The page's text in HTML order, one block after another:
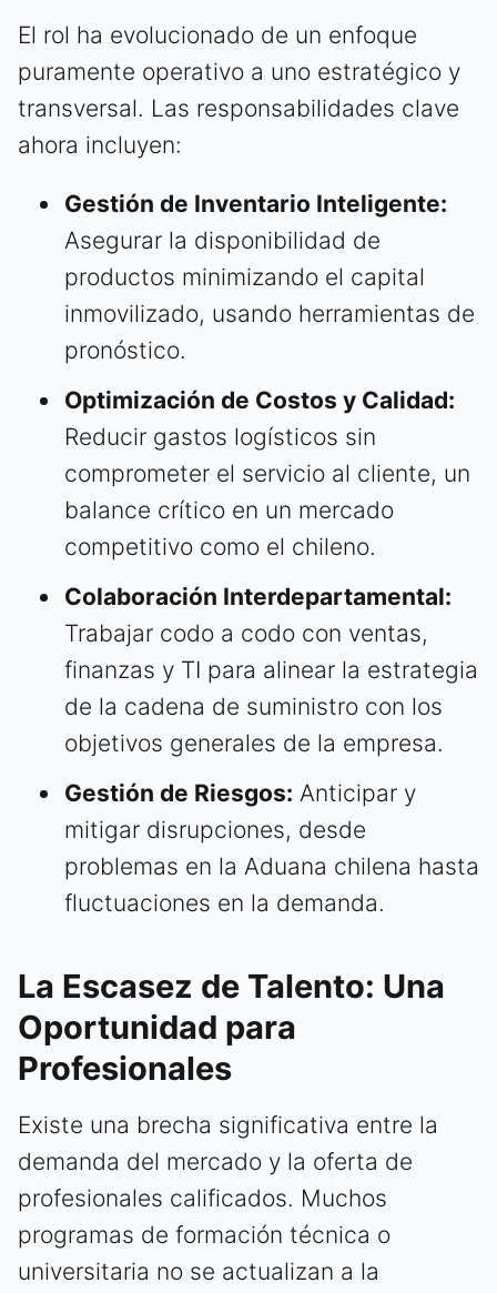
El rol ha evolucionado de un enfoque
puramente operativo a uno estratégico y
transversal. Las responsabilidades clave
ahora incluyen:
Gestión de Inventario Inteligente:
Asegurar la disponibilidad de
productos minimizando el capital
inmovilizado, usando herramientas de
pronóstico.
Optimización de Costos y Calidad:
Reducir gastos logísticos sin
comprometer el servicio al cliente, un
balance crítico en un mercado
competitivo como el chileno.
Colaboración Interdepartamental:
Trabajar codo a codo con ventas,
finanzas y TI para alinear la estrategia
de la cadena de suministro con los
objetivos generales de la empresa.
Gestión de Riesgos: Anticipar y
mitigar disrupciones, desde
problemas en la Aduana chilena hasta
fluctuaciones en la demanda.
La Escasez de Talento: Una
Oportunidad para
Profesionales
Existe una brecha significativa entre la
demanda del mercado y la oferta de
profesionales calificados. Muchos
programas de formación técnica o
universitaria no se actualizan a la